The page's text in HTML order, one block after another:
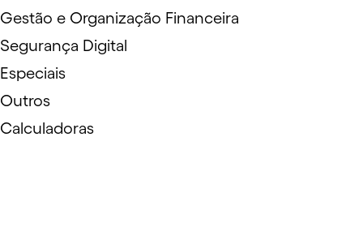
Gestão e Organização Financeira
Segurança Digital
Especiais
Outros
Calculadoras